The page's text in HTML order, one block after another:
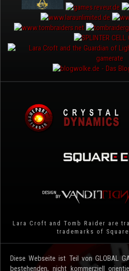
Lara Croft and Tomb Raider are
trademarks of Square
Diese Webseite ist Teil von GLOBAL
bestehenden, nicht kommerziell